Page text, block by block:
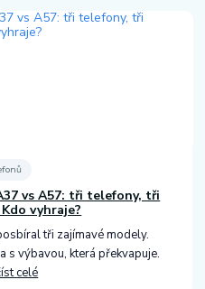
vs A57: tři telefony, tři
vyhraje?
tři zajímavé modely.
s výbavou, která překvapuje.
celé